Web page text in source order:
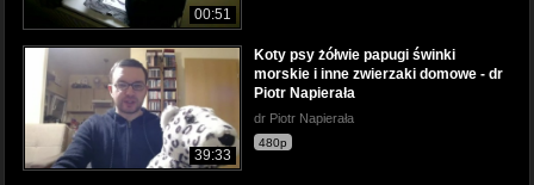
00:51
39:33
Koty psy żółwie papugi świnki
morskie i inne zwierzaki domowe - dr
Piotr Napierała
dr Piotr Napierała
480p